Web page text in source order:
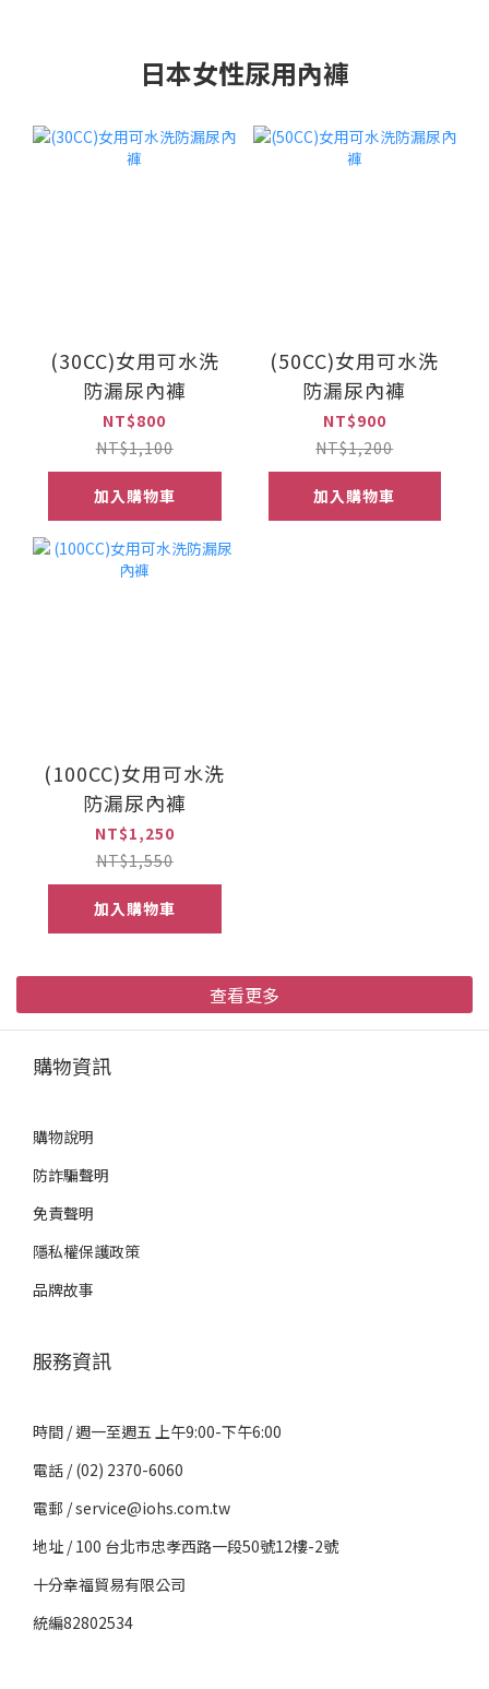
日本女性尿用內褲
(30CC)女用可水洗
防漏尿內褲
NT$800
NT$1,100
加入購物車
(50CC)女用可水洗
防漏尿內褲
NT$900
NT$1,200
加入購物車
(100CC)女用可水洗
防漏尿內褲
NT$1,250
NT$1,550
加入購物車
查看更多
購物資訊
購物說明
防詐騙聲明
免責聲明
隱私權保護政策
品牌故事
服務資訊
時間 / 週一至週五 上午9:00-下午6:00
電話 / (02) 2370-6060
電郵 / service@iohs.com.tw
地址 / 100 台北市忠孝西路一段50號12樓-2號
十分幸福貿易有限公司
統編82802534